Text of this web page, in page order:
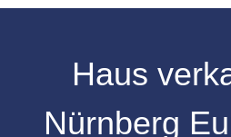
Haus
Nürnberg